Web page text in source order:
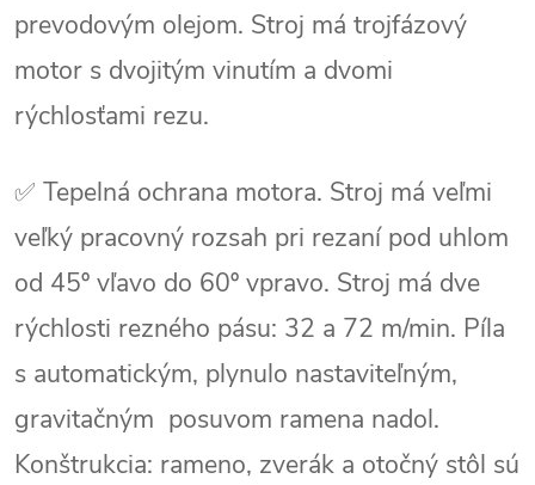
prevodovým olejom. Stroj má trojfázový
motor s dvojitým vinutím a dvomi
rýchlosťami rezu.
✅ Tepelná ochrana motora. Stroj má veľmi
veľký pracovný rozsah pri rezaní pod uhlom
od 45º vľavo do 60º vpravo. Stroj má dve
rýchlosti rezného pásu: 32 a 72 m/min. Píla
s automatickým, plynulo nastaviteľným,
gravitačným posuvom ramena nadol.
Konštrukcia: rameno, zverák a otočný stôl sú